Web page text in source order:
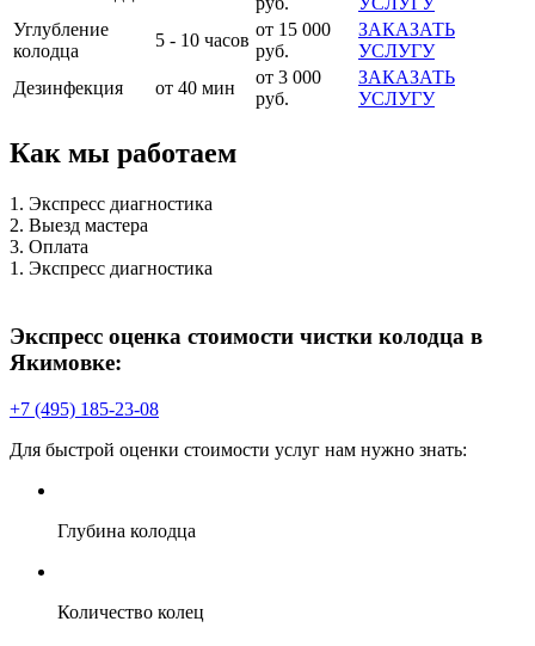
Углубление
колодца
5 - 10 часов
от 15 000
руб.
ЗАКАЗАТЬ
УСЛУГУ
Дезинфекция
от 40 мин
от 3 000
руб.
ЗАКАЗАТЬ
УСЛУГУ
Как мы работаем
1. Экспресс диагностика
2. Выезд мастера
3. Оплата
1. Экспресс диагностика
Экспресс оценка стоимости чистки колодца в
Якимовке:
+7 (495) 185-23-08
Для быстрой оценки стоимости услуг нам нужно знать:
Глубина колодца
Количество колец